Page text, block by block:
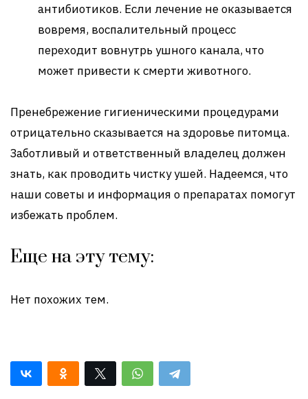
антибиотиков. Если лечение не оказывается
вовремя, воспалительный процесс
переходит вовнутрь ушного канала, что
может привести к смерти животного.
Пренебрежение гигиеническими процедурами
отрицательно сказывается на здоровье питомца.
Заботливый и ответственный владелец должен
знать, как проводить чистку ушей. Надеемся, что
наши советы и информация о препаратах помогут
избежать проблем.
Еще на эту тему:
Нет похожих тем.